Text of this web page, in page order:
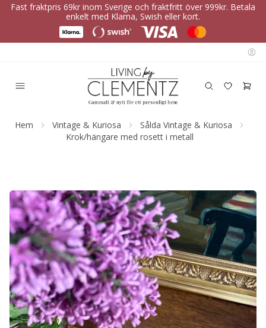
Fast fraktpris 69kr inom Sverige och fraktfritt över 999kr. Betala
enkelt med Klarna, Swish eller kort.
Hem Vintage & Kuriosa
Sålda Vintage & Kuriosa
Krok/hängare med rosett i metall